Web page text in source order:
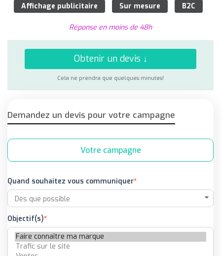
Affichage publicitaire Sur mesure B2C
Réponse en moins de 48h
Obtenir un devis ↓
Cela ne prendra que quelques minutes!
Demandez un devis pour votre campagne
Votre campagne
Quand souhaitez vous communiquer
Objectif(s)